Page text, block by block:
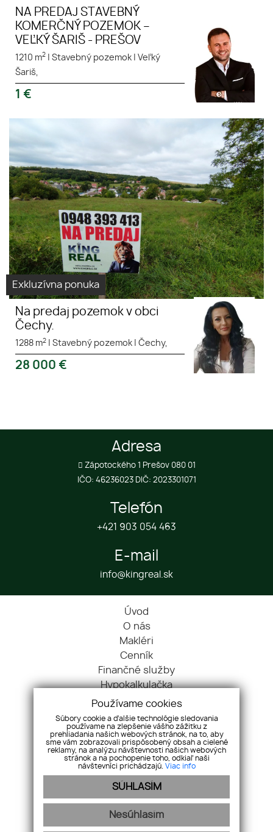
NA PREDAJ STAVEBNÝ
KOMERČNÝ POZEMOK –
VEĽKÝ ŠARIŠ - PREŠOV
1210 m2 Stavebný pozemok
Veľký
Šariš,
1 €
Čechy okres Nové Zámky –
1288 m², blízko termálov a
lyžovačky. Kľud, príroda a
výhľad!
Exkluzívna ponuka
Na predaj pozemok v obci
Čechy.
1288 m2 Stavebný pozemok Čechy,
28 000 €
Adresa
Zápotockého 1 Prešov 080 01
IČO: 46236023 DIČ: 2023301071
Telefón
+421 903 054 463
E-mail
info@kingreal.sk
Úvod
O nás
Makléri
Cenník
Finančné služby
Hypokalkulačka
Blog
Cookies
Kontakt
Nehnuteľnosti
Referencie
Ochrana OÚ
Pravidlá súťaže
Pre maklérov
Používame cookies
Súbory cookie a ďalšie technológie sledovania
používame na zlepšenie vášho zážitku z
prehliadania našich webových stránok, na to, aby
sme vám zobrazovali prispôsobený obsah a cielené
reklamy, na analýzu návštevnosti našich webových
stránok a na pochopenie toho, odkiaľ naši
návštevníci prichádzajú. Viac info
SÚHLASÍM
Nesúhlasím